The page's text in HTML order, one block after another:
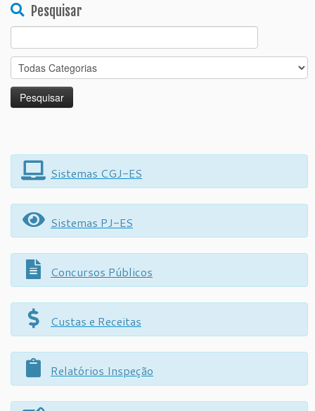
Pesquisar
for:
Sistemas CGJ-ES
Sistemas PJ-ES
Concursos Públicos
Custas e Receitas
Relatórios Inspeção